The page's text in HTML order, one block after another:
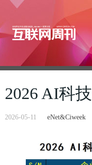
2026 AI科
2026-05-11 eNet&Ciweek